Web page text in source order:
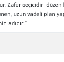
Zafer geçicidir;
uzun vadeli plan
adıdır.”